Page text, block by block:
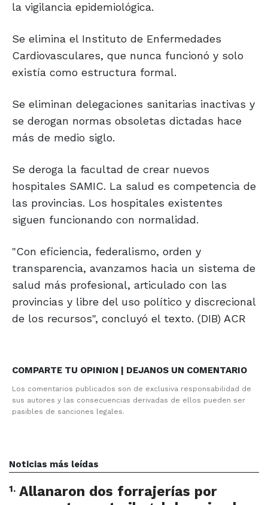
la vigilancia epidemiológica.
Se elimina el Instituto de Enfermedades
Cardiovasculares, que nunca funcionó y solo
existía como estructura formal.
Se eliminan delegaciones sanitarias inactivas y
se derogan normas obsoletas dictadas hace
más de medio siglo.
Se deroga la facultad de crear nuevos
hospitales SAMIC. La salud es competencia de
las provincias. Los hospitales existentes
siguen funcionando con normalidad.
"Con eficiencia, federalismo, orden y
transparencia, avanzamos hacia un sistema de
salud más profesional, articulado con las
provincias y libre del uso político y discrecional
de los recursos", concluyó el texto. (DIB) ACR
COMPARTE TU OPINION | DEJANOS UN COMENTARIO
Los comentarios publicados son de exclusiva responsabilidad de
sus autores y las consecuencias derivadas de ellos pueden ser
pasibles de sanciones legales.
Noticias más leídas
1. Allanaron dos forrajerías por